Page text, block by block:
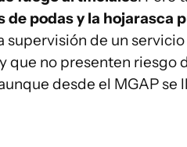
de podas y la hojarasca
supervisión de un
que no presenten riesgo
desde el MGAP se